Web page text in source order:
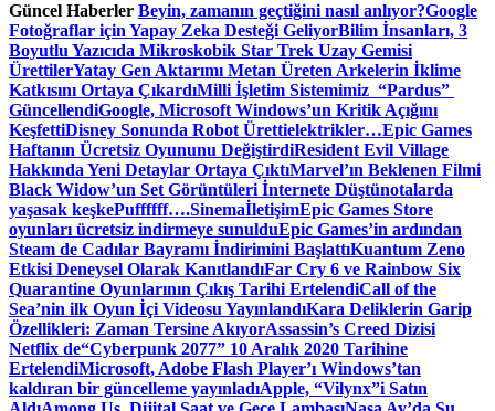
Güncel Haberler Beyin, zamanın geçtiğini nasıl anlıyor?Google
Fotoğraflar için Yapay Zeka Desteği GeliyorBilim İnsanları, 3
Boyutlu Yazıcıda Mikroskobik Star Trek Uzay Gemisi
ÜrettilerYatay Gen Aktarımı Metan Üreten Arkelerin İklime
Katkısını Ortaya ÇıkardıMilli İşletim Sistemimiz “Pardus”
GüncellendiGoogle, Microsoft Windows’un Kritik Açığını
KeşfettiDisney Sonunda Robot Ürettielektrikler…Epic Games
Haftanın Ücretsiz Oyununu DeğiştirdiResident Evil Village
Hakkında Yeni Detaylar Ortaya ÇıktıMarvel’ın Beklenen Filmi
Black Widow’un Set Görüntüleri İnternete Düştünotalarda
yaşasak keşkePuffffff….SinemaİletişimEpic Games Store
oyunları ücretsiz indirmeye sunulduEpic Games’in ardından
Steam de Cadılar Bayramı İndirimini BaşlattıKuantum Zeno
Etkisi Deneysel Olarak KanıtlandıFar Cry 6 ve Rainbow Six
Quarantine Oyunlarının Çıkış Tarihi ErtelendiCall of the
Sea’nin ilk Oyun İçi Videosu YayınlandıKara Deliklerin Garip
Özellikleri: Zaman Tersine AkıyorAssassin’s Creed Dizisi
Netflix de“Cyberpunk 2077” 10 Aralık 2020 Tarihine
ErtelendiMicrosoft, Adobe Flash Player’ı Windows’tan
kaldıran bir güncelleme yayınladıApple, “Vilynx”i Satın